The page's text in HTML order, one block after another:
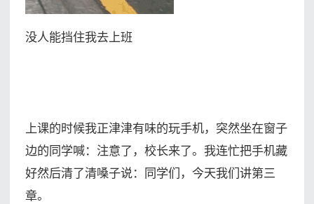
没人能挡住我去上班
上课的时候我正津津有味的玩手机，突然坐在窗子
边的同学喊：注意了，校长来了。我连忙把手机藏
好然后清了清嗓子说：同学们，今天我们讲第三
章。